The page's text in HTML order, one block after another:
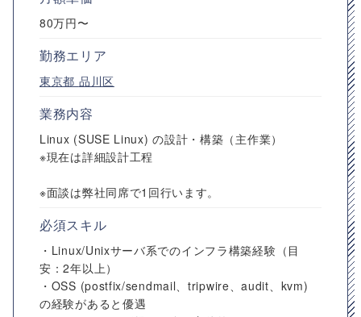
80万円〜
勤務エリア
東京都 品川区
業務内容
Linux (SUSE Linux) の設計・構築（主作業）
※現在は詳細設計工程
※面談は弊社同席で1回行います。
必須スキル
・Linux/Unixサーバ系でのインフラ構築経験（目
安：2年以上）
・OSS (postfix/sendmail、tripwire、audit、kvm)
の経験があると優遇